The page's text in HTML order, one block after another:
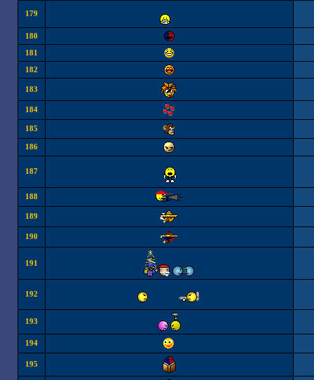
179
180
181
182
183
184
185
186
187
188
189
190
191
192
193
194
195